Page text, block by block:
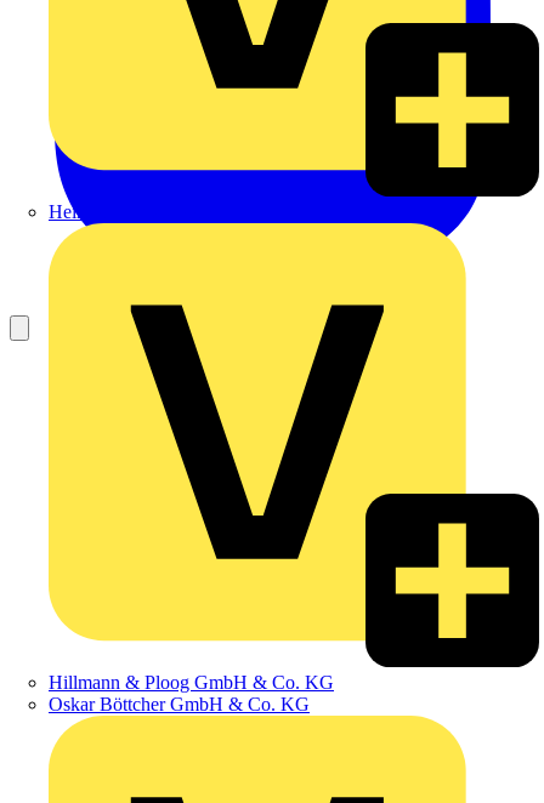
Heinrich Häusler GmbH
Hillmann & Ploog GmbH & Co. KG
Oskar Böttcher GmbH & Co. KG